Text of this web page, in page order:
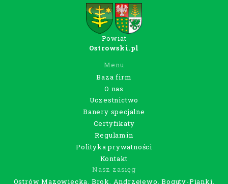
Powiat
Ostrowski.pl
Menu
Baza firm
O nas
Uczestnictwo
Banery specjalne
Certyfikaty
Regulamin
Polityka prywatności
Kontakt
Nasz zasięg
Ostrów Mazowiecka, Brok, Andrzejewo, Boguty-Pianki,